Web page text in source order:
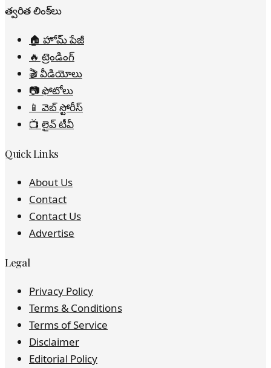
త్వరిత లింక్‌లు
🏠 హోమ్ పేజీ
🔥 ట్రెండింగ్
🎬 వీడియోలు
📷 ఫోటోలు
📱 వెబ్ స్టోరీస్
📺 లైవ్ టీవీ
Quick Links
About Us
Contact
Contact Us
Advertise
Legal
Privacy Policy
Terms & Conditions
Terms of Service
Disclaimer
Editorial Policy